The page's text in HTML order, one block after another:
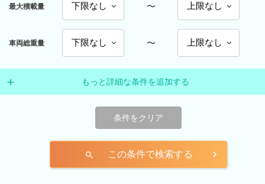
最大積載量 〜
車両総重量 〜
もっと詳細な条件を追加する
条件をクリア
search この条件で検索する